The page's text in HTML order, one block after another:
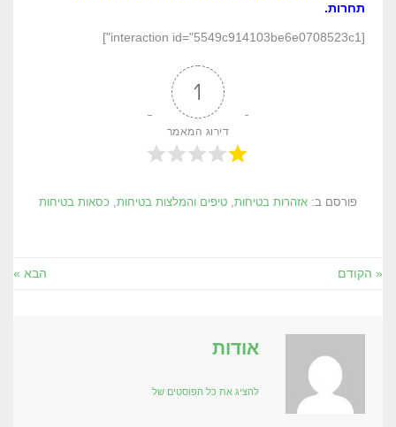
תחרות.
[interaction id="5549c914103be6e0708523c1"]
1
דירוג המאמר
פורסם ב: אזהרות בטיחות, טיפים והמלצות בטיחות, כסאות בטיחות
« הקודם הבא »
אודות
להציג את כל הפוסטים של